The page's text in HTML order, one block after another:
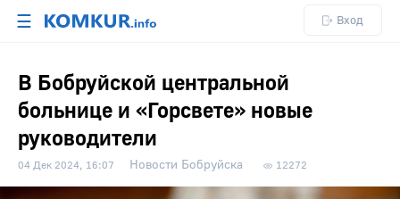
☰ Вход
В Бобруйской центральной
больнице и «Горсвете» новые
руководители
04 Дек 2024, 16:07 Новости Бобруйска 12272